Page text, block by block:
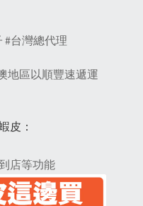
#台灣總代理
地區以順豐速遞運
皮：
店等功能